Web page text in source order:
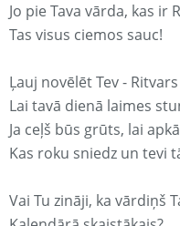
Jo pie Tava vārda, kas ir
Tas visus ciemos sauc!
Ļauj novēlēt Tev -
Lai tavā dienā laimes
Ja ceļš būs grūts, lai
Kas roku sniedz un tevi
Vai Tu zināji, ka vārdiņš